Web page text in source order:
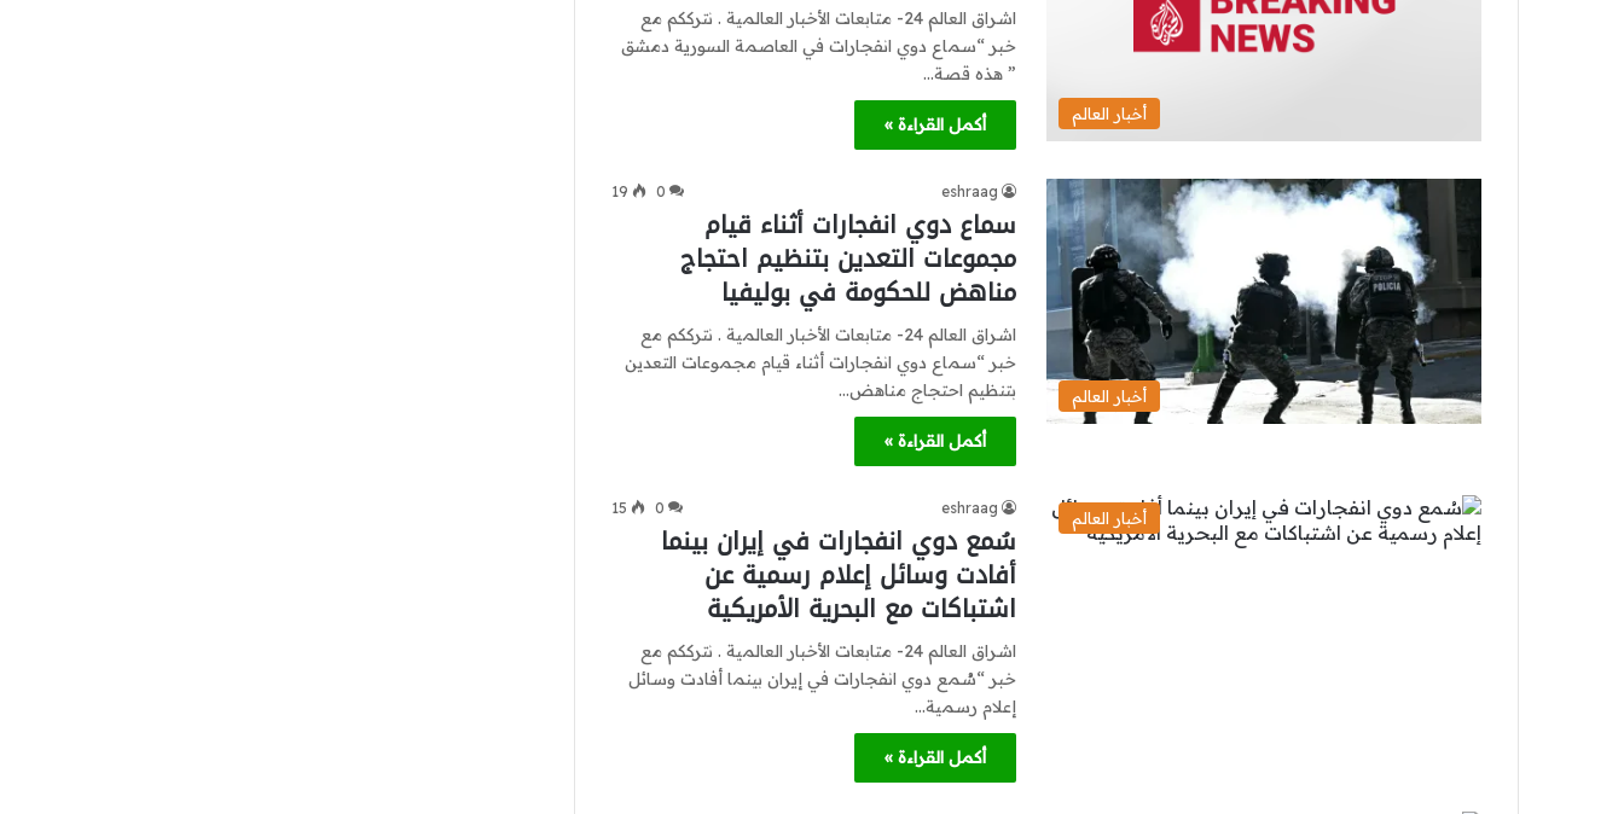
أخبار العالم
اشراق العالم 24- متابعات الأخبار العالمية . نترككم مع
خبر “سماع دوي انفجارات في العاصمة السورية دمشق
” هذه قصة…
أكمل القراءة »
أخبار العالم
eshraag
0
19
سماع دوي انفجارات أثناء قيام
مجموعات التعدين بتنظيم احتجاج
مناهض للحكومة في بوليفيا
اشراق العالم 24- متابعات الأخبار العالمية . نترككم مع
خبر “سماع دوي انفجارات أثناء قيام مجموعات التعدين
بتنظيم احتجاج مناهض…
أكمل القراءة »
أخبار العالم
eshraag
0
15
سُمع دوي انفجارات في إيران بينما
أفادت وسائل إعلام رسمية عن
اشتباكات مع البحرية الأمريكية
اشراق العالم 24- متابعات الأخبار العالمية . نترككم مع
خبر “سُمع دوي انفجارات في إيران بينما أفادت وسائل
إعلام رسمية…
أكمل القراءة »